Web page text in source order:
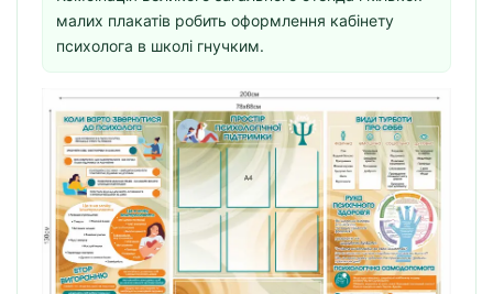
малих плакатів робить оформлення кабінету
психолога в школі гнучким.